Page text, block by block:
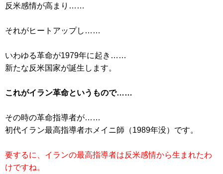
反米感情が高まり……
それがヒートアップし……
いわゆる革命が1979年に起き……
新たな反米国家が誕生します。
これがイラン革命というもので……
その時の革命指導者が……
初代イラン最高指導者ホメイニ師（1989年没）です。
要するに、イランの最高指導者は反米感情から生まれたわ
けですね。